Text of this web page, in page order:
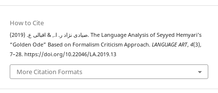
How to Cite
صیادی نژاد ر. ا., & اقبالی ع. (2019). The Language Analysis of Seyyed Hemyariʼs
“Golden Ode” Based on Formalism Criticism Approach. LANGUAGE ART, 4(3),
7–28. https://doi.org/10.22046/LA.2019.13
More Citation Formats